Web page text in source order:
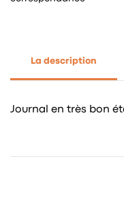
La description
Journal en très bon